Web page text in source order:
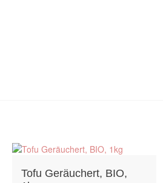
Tofu Geräuchert, BIO,